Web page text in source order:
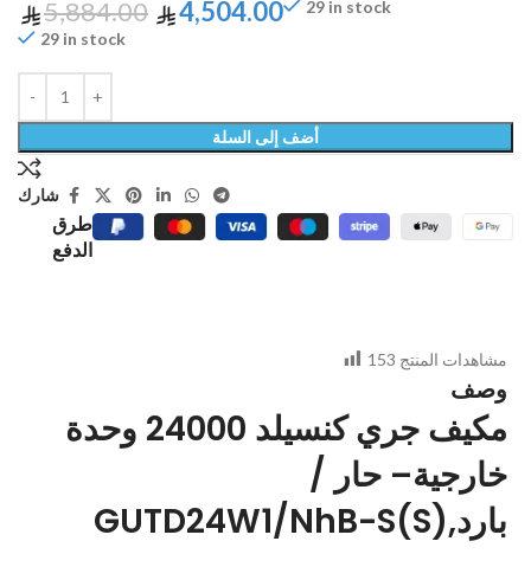
5,884.00 4,504.00
29 in stock
29 in stock
أضف إلى السلة
شارك
طرق
الدفع
مشاهدات المنتج 153
وصف
مكيف جري كنسيلد 24000 وحدة
خارجية– حار /
بارد,GUTD24W1/NhB-S(S)